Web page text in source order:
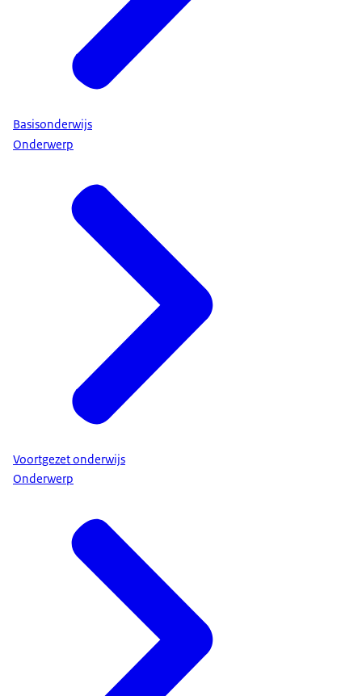
Basisonderwijs
Onderwerp
Voortgezet onderwijs
Onderwerp